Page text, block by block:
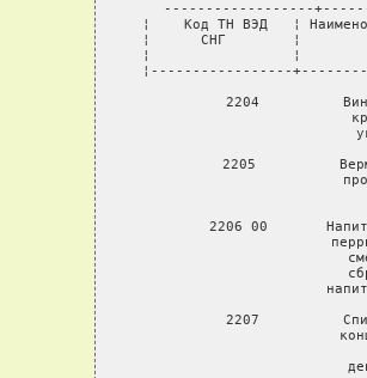
------------------
¦    Код ТН ВЭД   ¦
¦      СНГ        ¦
¦                 ¦
¦-----------------
2204
2205
2206 00
2207